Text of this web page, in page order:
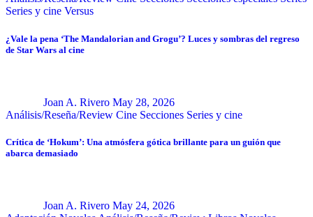
Series y cine Versus
¿Vale la pena ‘The Mandalorian and Grogu’? Luces y sombras del regreso
de Star Wars al cine
Joan A. Rivero May 28, 2026
Análisis/Reseña/Review Cine Secciones Series y cine
Crítica de ‘Hokum’: Una atmósfera gótica brillante para un guión que
abarca demasiado
Joan A. Rivero May 24, 2026